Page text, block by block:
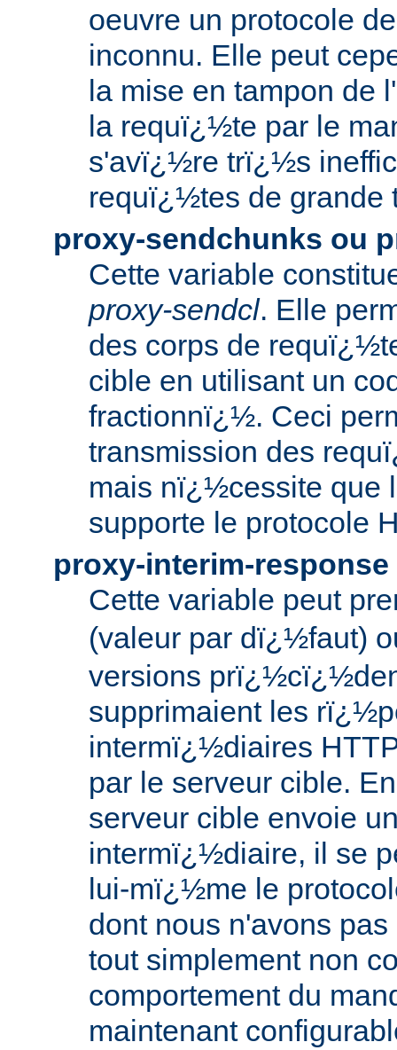
oeuvre un protocole
inconnu. Elle peut
la mise en tampon
la requï¿½te par le
s'avï¿½re trï¿½s
requï¿½tes de grande
proxy-sendchunks ou
Cette variable
proxy-sendcl. Elle
des corps de
cible en utilisant un
fractionnï¿½. Ceci
transmission des
mais nï¿½cessite que
supporte le protocole
proxy-interim-response
Cette variable peut
(valeur par dï¿½faut)
versions
supprimaient les
intermï¿½diaires
par le serveur cible.
serveur cible envoie
intermï¿½diaire, il se
lui-mï¿½me le
dont nous n'avons
tout simplement non
comportement du
maintenant